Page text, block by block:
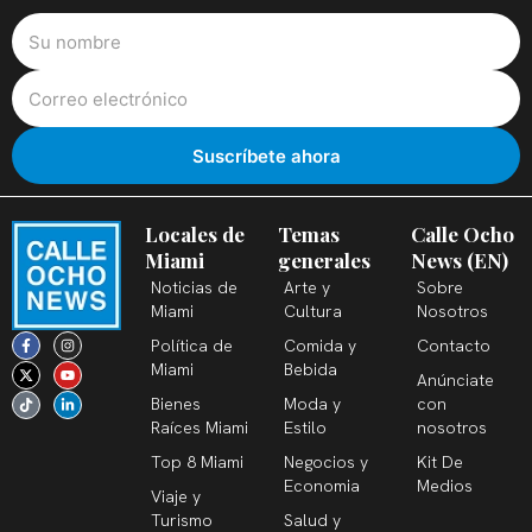
F
a
c
e
b
o
o
I
n
s
t
a
g
r
X
-
t
w
i
t
t
Y
o
u
t
u
b
e
T
i
k
t
o
k
L
i
n
k
e
d
i
Locales de
Miami
Noticias de
Miami
Política de
Miami
Bienes
Raíces Miami
Top 8 Miami
Viaje y
Turismo
Temas
generales
Arte y
Cultura
Comida y
Bebida
Moda y
Estilo
Negocios y
Economia
Salud y
Calle Ocho
News (EN)
Sobre
Nosotros
Contacto
Anúnciate
con
nosotros
Kit De
Medios